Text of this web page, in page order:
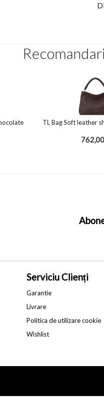
762,00
Serviciu Clienți
Garantie
Livrare
Politica de utilizare cookie
Wishlist